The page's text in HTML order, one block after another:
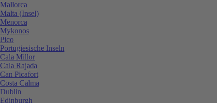
Mallorca
Malta (Insel)
Menorca
Mykonos
Pico
Portugiesische Inseln
Cala Millor
Cala Rajada
Can Picafort
Costa Calma
Dublin
Edinburgh